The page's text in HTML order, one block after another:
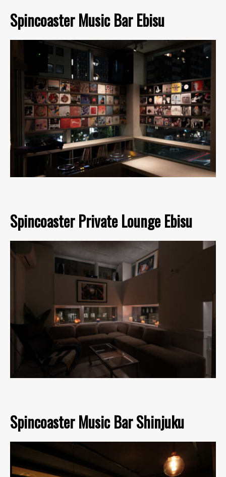
Spincoaster Music Bar Ebisu
Spincoaster Private Lounge Ebisu
Spincoaster Music Bar Shinjuku